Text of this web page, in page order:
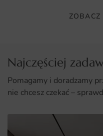
ZOBACZ
Najczęściej
Pomagamy i doradzamy
nie chcesz czekać –